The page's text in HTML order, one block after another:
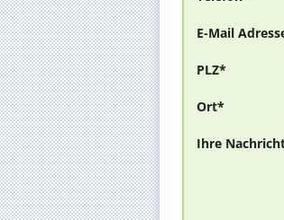
E-Mail
PLZ*
Ort*
Ihre